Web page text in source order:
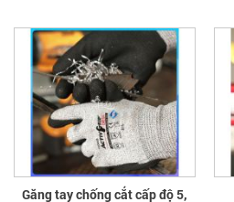
Găng tay chống cắt cấp độ 5,